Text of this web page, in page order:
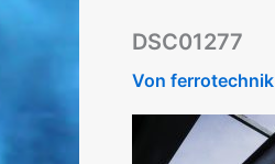
DSC01277
Von ferrotechnik